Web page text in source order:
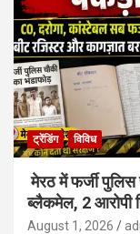
ट्रेंडिंग विविध
मेरठ में फर्जी
ब्लैकमेल, 2 आरोपी
August 1, 2026